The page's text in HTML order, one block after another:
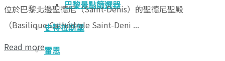
巴黎景點篩選器
史特拉斯堡
雷恩
位於巴黎北邊聖德尼（Saint-Denis）的聖德尼聖殿
（Basilique Cathédrale Saint-Deni ...
Read more